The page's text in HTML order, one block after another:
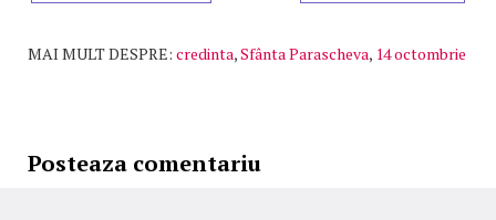
MAI MULT DESPRE: credinta,Sfânta Parascheva, 14 octombrie
Posteaza comentariu